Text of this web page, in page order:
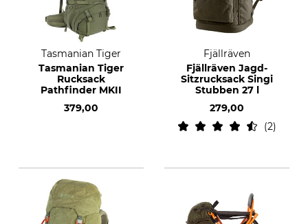
Tasmanian Tiger
Tasmanian Tiger
Rucksack
Pathfinder MKII
379,00
Fjällräven
Fjällräven Jagd-
Sitzrucksack Singi
Stubben 27 l
279,00
2